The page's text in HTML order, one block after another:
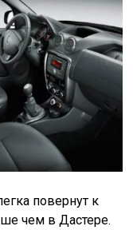
повернут к
чем в Дастере.